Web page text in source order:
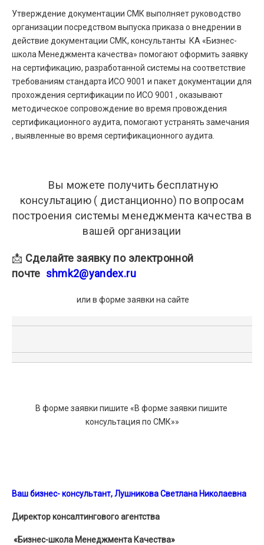
Утверждение документации СМК выполняет руководство
организации посредством выпуска приказа о внедрении в
действие документации СМК, консультанты КА «Бизнес-
школа Менеджмента качества» помогают оформить заявку
на сертификацию, разработанной системы на соответствие
требованиям стандарта ИСО 9001 и пакет документации для
прохождения сертификации по ИСО 9001 , оказывают
методическое сопровождение во время провождения
сертификационного аудита, помогают устранять замечания
, выявленные во время сертификационного аудита.
Вы можете получить бесплатную
консультацию ( дистанционно) по вопросам
построения системы менеджмента качества в
вашей организации
📩 Сделайте заявку по электронной
почте shmk2@yandex.ru
или в форме заявки на сайте
В форме заявки пишите «В форме заявки пишите
консультация по СМК»»
Ваш бизнес- консультант, Лушникова Светлана Николаевна
Директор консалтингового агентства
«Бизнес-школа Менеджмента Качества»